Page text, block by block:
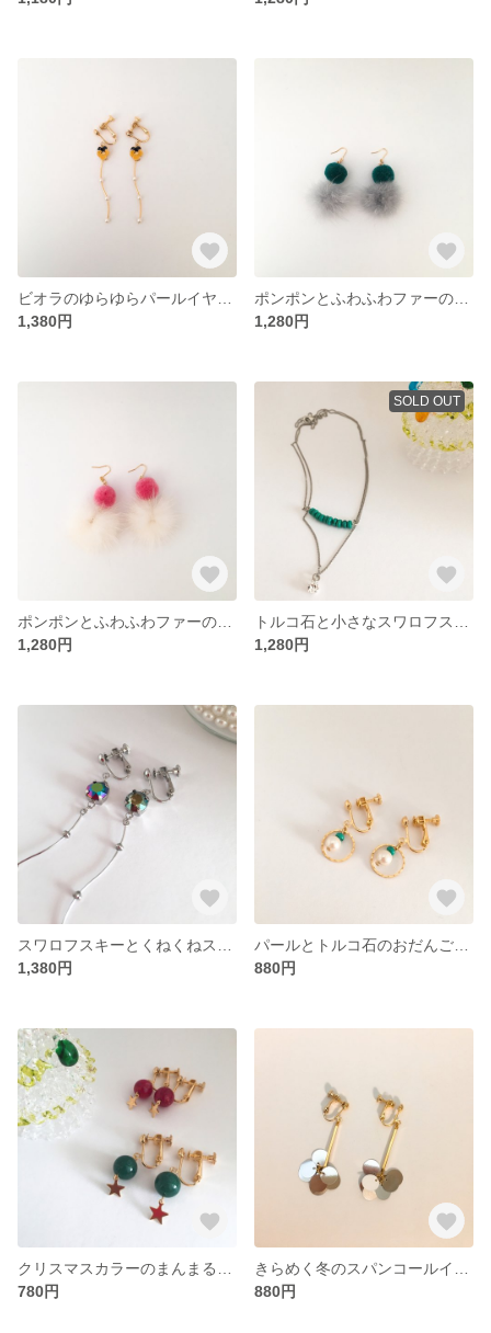
1,380円
1,280円
1,280円
SOLD OUT
1,280円
1,380円
880円
780円
880円